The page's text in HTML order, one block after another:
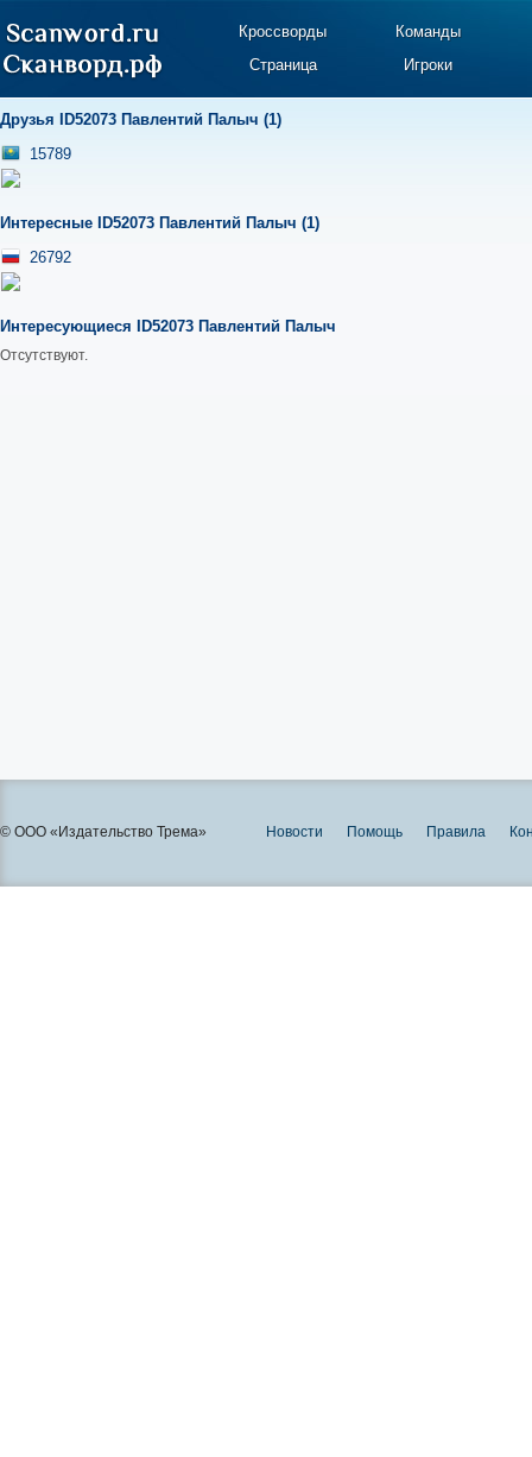
Кроссворды
Команды
Страница
Игроки
Друзья ID52073 Павлентий Палыч (1)
15789
Интересные ID52073 Павлентий Палыч (1)
26792
Интересующиеся ID52073 Павлентий Палыч
Отсутствуют.
© ООО «Издательство Трема» Новости Помощь Правила